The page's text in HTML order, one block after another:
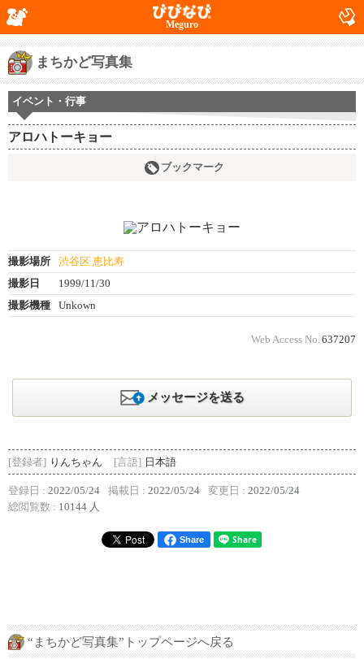
Meguro
まちかど写真集
イベント・行事
アロハトーキョー
ブックマーク
撮影場所
渋谷区 恵比寿
撮影日
1999/11/30
撮影機種
Unkown
Web Access No. 637207
メッセージを送る
[登録者] りんちゃん [言語] 日本語
登録日 : 2022/05/24 掲載日 : 2022/05/24 変更日 : 2022/05/24
総閲覧数 : 10144 人
Share
“まちかど写真集”トップページへ戻る